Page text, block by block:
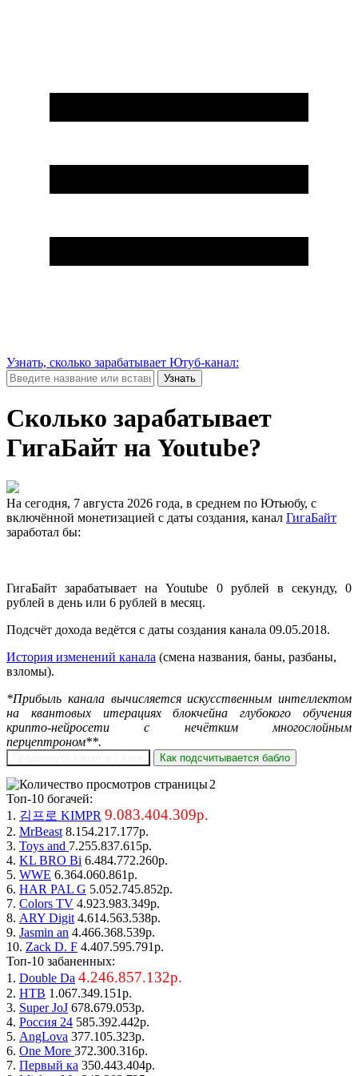
Узнать, сколько зарабатывает Ютуб-канал:
Узнать
Сколько зарабатывает
ГигаБайт на Youtube?
На сегодня, 7 августа 2026 года, в среднем по Ютьюбу, с
включённой монетизацией с даты создания, канал ГигаБайт
заработал бы:
ГигаБайт зарабатывает на Youtube 0 рублей в секунду, 0
рублей в день или 6 рублей в месяц.
Подсчёт дохода ведётся с даты создания канала 09.05.2018.
История изменений канала (смена названия, баны, разбаны,
взломы).
*Прибыль канала вычисляется искусственным интеллектом
на квантовых итерациях блокчейна глубокого обучения
крипто-нейросети с нечётким многослойным
перцептроном**.
Как подсчитывается бабло
2
Топ-10 богачей:
1. 김프로 KIMPR 9.083.404.309р.
2. MrBeast 8.154.217.177р.
3. Toys and 7.255.837.615р.
4. KL BRO Bi 6.484.772.260р.
5. WWE 6.364.060.861р.
6. HAR PAL G 5.052.745.852р.
7. Colors TV 4.923.983.349р.
8. ARY Digit 4.614.563.538р.
9. Jasmin an 4.466.368.539р.
10. Zack D. F 4.407.595.791р.
Топ-10 забаненных:
1. Double Da 4.246.857.132р.
2. НТВ 1.067.349.151р.
3. Super JoJ 678.679.053р.
4. Россия 24 585.392.442р.
5. AngLova 377.105.323р.
6. One More 372.300.316р.
7. Первый ка 350.443.404р.